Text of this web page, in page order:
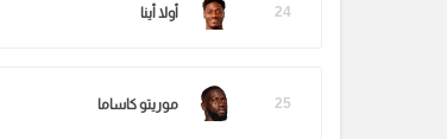
24 أولا أينا
25 موريتو كاساما